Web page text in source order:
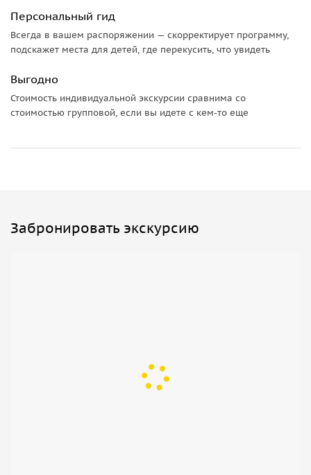
* Иногда винодельня не может принять гостей из-за
мероприятий (свадьбы, частные приёмы и прочее). В
таком случае гид выберет для посещения другую
винодельню
*Тайминг поездки*
* Экскурсия в Пизе — 1 час 30 минут
* Дорога (туда и обратно) — около часа
Персональный гид
Всегда в вашем распоряжении — скорректирует программу,
подскажет места для детей, где перекусить, что увидеть
Выгодно
Стоимость индивидуальной экскурсии сравнима со
стоимостью групповой, если вы идете с кем-то еще
Забронировать экскурсию